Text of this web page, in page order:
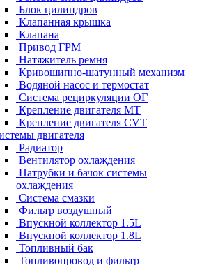
Блок цилиндров
Клапанная крышка
Клапана
Привод ГРМ
Натяжитель ремня
Кривошипно-шатунный механизм
Водяной насос и термостат
Система рециркуляции ОГ
Крепление двигателя MT
Крепление двигателя CVT
двигателя
Радиатор
Вентилятор охлаждения
Патрубки и бачок системы
охлаждения
Система смазки
Фильтр воздушный
Впускной коллектор 1.5L
Впускной коллектор 1.8L
Топливный бак
Топливопровод и фильтр